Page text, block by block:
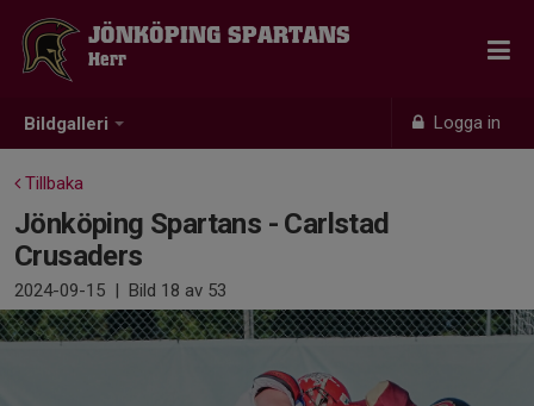
Bildgalleri Logga in
JÖNKÖPING SPARTANS
Herr
Tillbaka
Jönköping Spartans - Carlstad
Crusaders
2024-09-15 | Bild 18 av 53